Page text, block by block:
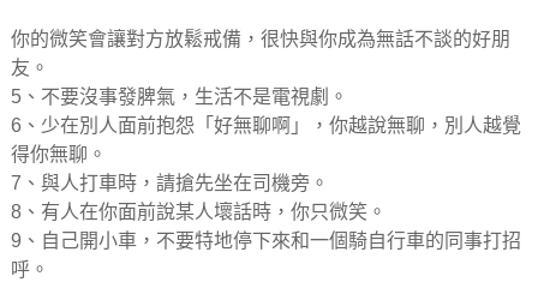
你的微笑會讓對方放鬆戒備，很快與你成為無話不談的好朋
友。
5、不要沒事發脾氣，生活不是電視劇。
6、少在別人面前抱怨「好無聊啊」，你越說無聊，別人越覺
得你無聊。
7、與人打車時，請搶先坐在司機旁。
8、有人在你面前說某人壞話時，你只微笑。
9、自己開小車，不要特地停下來和一個騎自行車的同事打招
呼。